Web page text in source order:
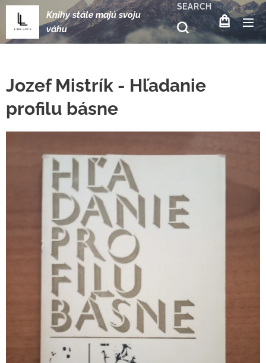
Knihy stále majú svoju
váhu
SEARCH
Jozef Mistrík - Hľadanie
profilu básne